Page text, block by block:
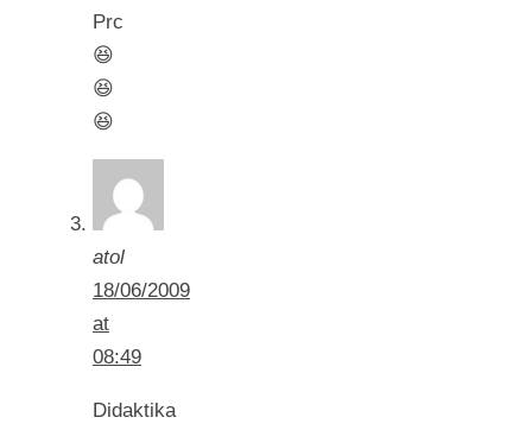
Prc
😆
😆
😆
atol
18/06/2009
at
08:49
Didaktika